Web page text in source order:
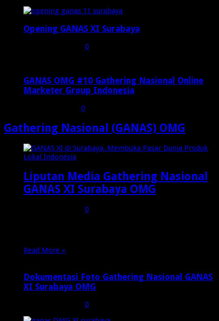
Opening GANAS XI Surabaya
0
GANAS OMG #10 Gathering Nasional Online
Marketer Group Indonesia
0
Gathering Nasional (GANAS) OMG
Liputan Media Gathering Nasional
GANAS XI Surabaya OMG
0
Read More »
Dokumentasi Foto Gathering Nasional GANAS
XI Surabaya OMG
0